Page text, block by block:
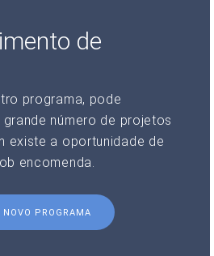
de
programa, pode
número de projetos
existe a oportunidade de
encomenda.
PROGRAMA